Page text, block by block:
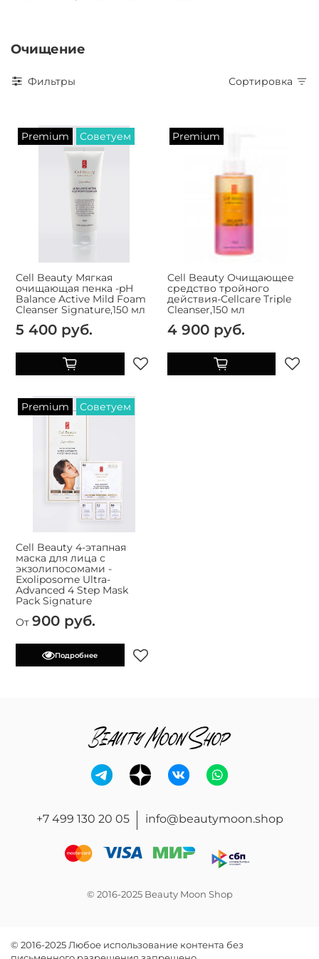
Очищение
Фильтры Сортировка
Premium Советуем
Cell Beauty Мягкая
очищающая пенка -pH
Balance Active Mild Foam
Cleanser Signature,150 мл
5 400 руб.
Premium
Cell Beauty Очищающее
средство тройного
действия-Cellcare Triple
Cleanser,150 мл
4 900 руб.
Premium Советуем
Cell Beauty 4-этапная
маска для лица с
экзолипосомами -
Exoliposome Ultra-
Advanced 4 Step Mask
Pack Signature
От 900 руб.
Подробнее
+7 499 130 20 05 info@beautymoon.shop
© 2016-2025 Beauty Moon Shop
© 2016-2025 Любое использование контента без